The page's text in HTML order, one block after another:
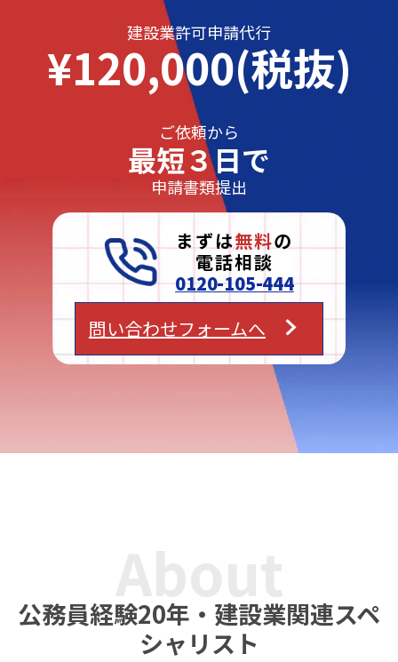
建設業許可申請代行
¥120,000(税抜)
ご依頼から
最短３日で
申請書類提出
まずは無料の
電話相談
0120-105-444
問い合わせフォームへ
公務員経験20年・建設業関連スペ
シャリスト